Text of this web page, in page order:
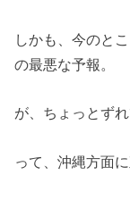
しかも、今のと
の最悪な予報。
が、ちょっとず
って、沖縄方面に